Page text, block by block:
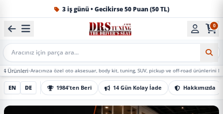
1984'ten beri Türkiye’nin en büyük oto aksesuar ve tuning
0
Mobil Arama
Aracınıza özel oto aksesuar, body kit, tuning, SUV, pickup ve off-road ürünlerini DRS
EN DE 1984'ten Beri 14 Gün Kolay İade Hakkımızda